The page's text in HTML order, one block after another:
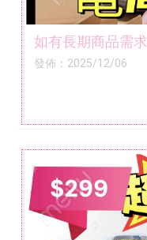
如有長期商品需
惠價.
發佈：2025/12/06